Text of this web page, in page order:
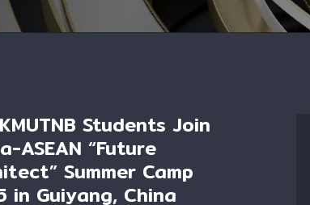
Students Join
ASEAN “Future
Summer Camp
in Guiyang, China